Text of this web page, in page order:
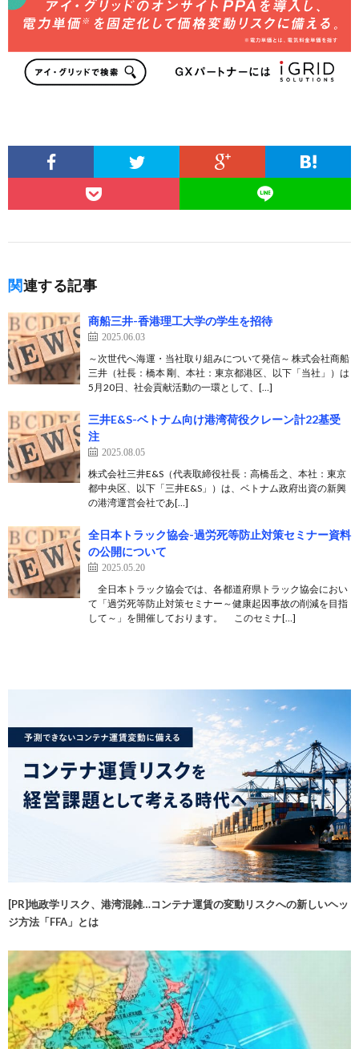
関連する記事
商船三井-香港理工大学の学生を招待
2025.06.03
～次世代へ海運・当社取り組みについて発信～ 株式会社商船
三井（社長：橋本 剛、本社：東京都港区、以下「当社」）は
5月20日、社会貢献活動の一環として、[…]
三井E&S-ベトナム向け港湾荷役クレーン計22基受
注
2025.08.05
株式会社三井E&S（代表取締役社長：高橋岳之、本社：東京
都中央区、以下「三井E&S」）は、ベトナム政府出資の新興
の港湾運営会社であ[…]
全日本トラック協会-過労死等防止対策セミナー資料
の公開について
2025.05.20
全日本トラック協会では、各都道府県トラック協会におい
て「過労死等防止対策セミナー～健康起因事故の削減を目指
して～」を開催しております。 このセミナ[…]
[PR]地政学リスク、港湾混雑…コンテナ運賃の変動リスクへの新しいヘッ
ジ方法「FFA」とは